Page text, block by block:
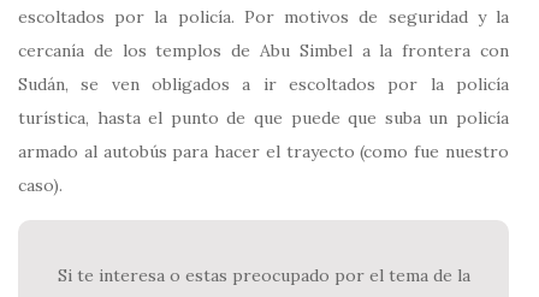
escoltados por la policía. Por motivos de seguridad y la
cercanía de los templos de Abu Simbel a la frontera con
Sudán, se ven obligados a ir escoltados por la policía
turística, hasta el punto de que puede que suba un policía
armado al autobús para hacer el trayecto (como fue nuestro
caso).
Si te interesa o estas preocupado por el tema de la